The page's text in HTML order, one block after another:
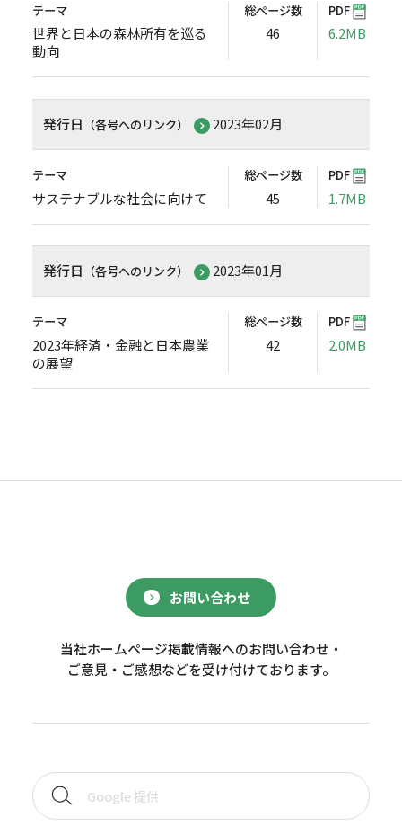
テーマ
世界と日本の森林所有を巡る
動向
総ページ数
46
PDF
6.2MB
発行日 （各号へのリンク） 2023年02月
テーマ
サステナブルな社会に向けて
総ページ数
45
PDF
1.7MB
発行日 （各号へのリンク） 2023年01月
テーマ
2023年経済・金融と日本農業
の展望
総ページ数
42
PDF
2.0MB
お問い合わせ
当社ホームページ掲載情報へのお問い合わせ・
ご意見・ご感想などを受け付けております。